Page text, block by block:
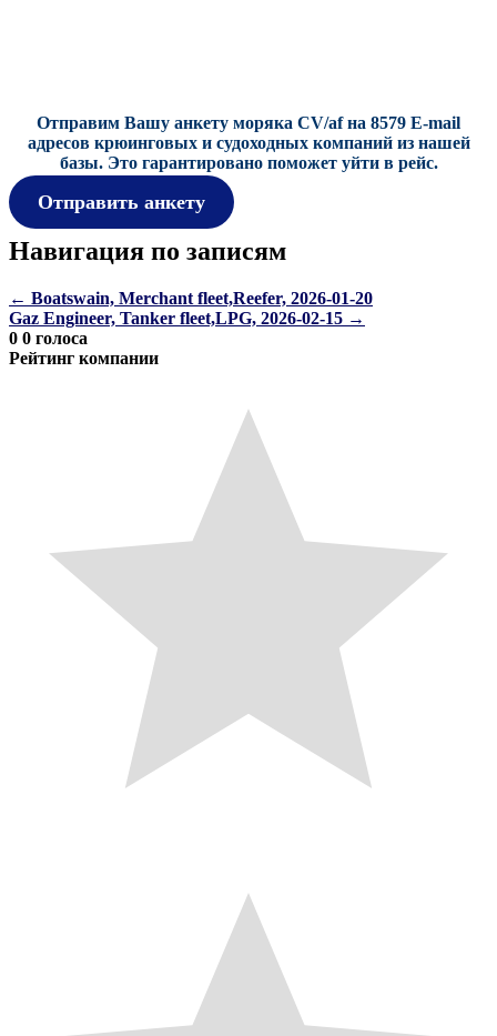
Отправим Вашу анкету моряка CV/af на 8579 E-mail
адресов крюинговых и судоходных компаний из нашей
базы. Это гарантировано поможет уйти в рейс.
Отправить анкету
Навигация по записям
← Boatswain, Merchant fleet,Reefer, 2026-01-20
Gaz Engineer, Tanker fleet,LPG, 2026-02-15 →
0 0 голоса
Рейтинг компании